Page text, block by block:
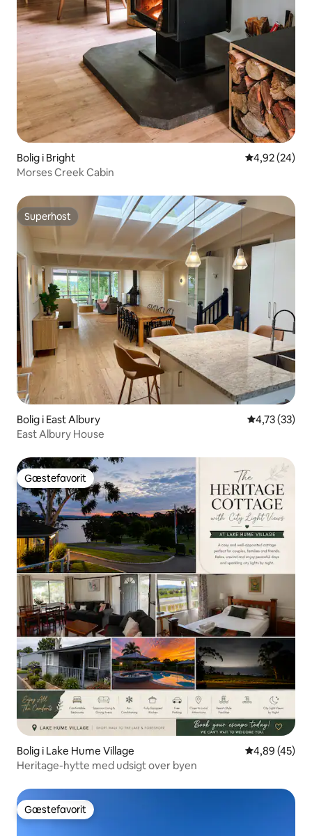
Bolig i Bright 4,92 ud af 5 i
4,92 (24)
Morses Creek Cabin
Superhost
Superhost
Bolig i East Albury 4,73 ud af 5
4,73 (33)
East Albury House
Gæstefavorit
Gæstefavorit
Bolig i Lake Hume Village 4,89 ud af 5 i
4,89 (45)
Heritage-hytte med udsigt over byen
Gæstefavorit
Gæstefavorit